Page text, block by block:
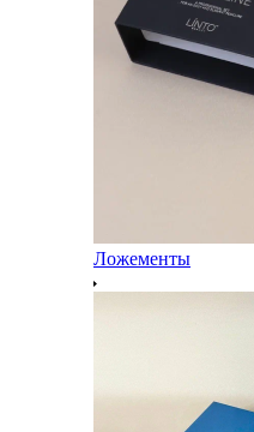
Ложементы